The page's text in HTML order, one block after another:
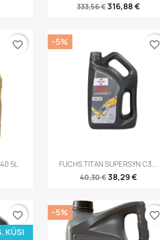
333,56 €316,88 €
5L
favorite_border
Kiirvaade
FUCHS TITAN SUPERSYN C3...
40,30 €38,29 €
−5% favorite_border
KÜSI
favorite_border −5% favorite_border